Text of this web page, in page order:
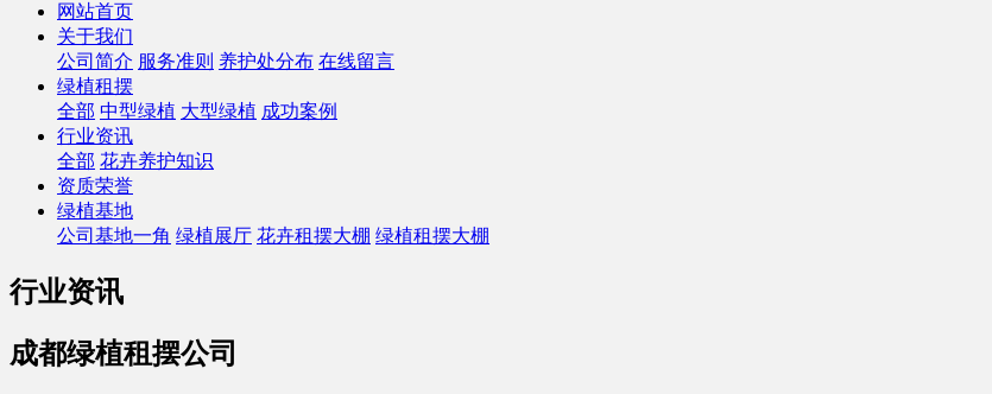
网站首页
关于我们
公司简介 服务准则 养护处分布 在线留言
绿植租摆
全部 中型绿植 大型绿植 成功案例
行业资讯
全部 花卉养护知识
资质荣誉
绿植基地
公司基地一角 绿植展厅 花卉租摆大棚 绿植租摆大棚
行业资讯
成都绿植租摆公司